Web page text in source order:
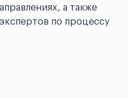
а также
по процессу